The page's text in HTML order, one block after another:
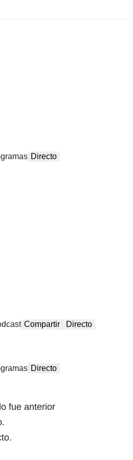
Directo
Compartir Directo
Directo
fue anterior